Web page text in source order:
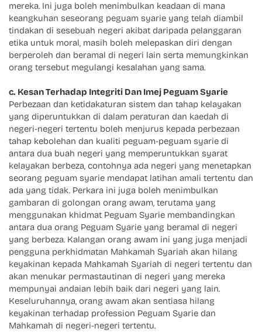
mereka. Ini juga boleh menimbulkan keadaan di mana
keangkuhan seseorang peguam syarie yang telah diambil
tindakan di sesebuah negeri akibat daripada pelanggaran
etika untuk moral, masih boleh melepaskan diri dengan
berperoleh dan beramal di negeri lain serta memungkinkan
orang tersebut megulangi kesalahan yang sama.
c. Kesan Terhadap Integriti Dan Imej Peguam Syarie
Perbezaan dan ketidakaturan sistem dan tahap kelayakan
yang diperuntukkan di dalam peraturan dan kaedah di
negeri-negeri tertentu boleh menjurus kepada perbezaan
tahap kebolehan dan kualiti peguam-peguam syarie di
antara dua buah negeri yang memperuntukkan syarat
kelayakan berbeza, contohnya ada negeri yang menetapkan
seorang peguam syarie mendapat latihan amali tertentu dan
ada yang tidak. Perkara ini juga boleh menimbulkan
gambaran di golongan orang awam, terutama yang
menggunakan khidmat Peguam Syarie membandingkan
antara dua orang Peguam Syarie yang beramal di negeri
yang berbeza. Kalangan orang awam ini yang juga menjadi
pengguna perkhidmatan Mahkamah Syariah akan hilang
keyakinan kepada Mahkamah Syariah di negeri tertentu dan
akan menukar permastautinan di negeri yang mereka
mempunyai andaian lebih baik dari negeri yang lain.
Keseluruhannya, orang awam akan sentiasa hilang
keyakinan terhadap profession Peguam Syarie dan
Mahkamah di negeri-negeri tertentu.